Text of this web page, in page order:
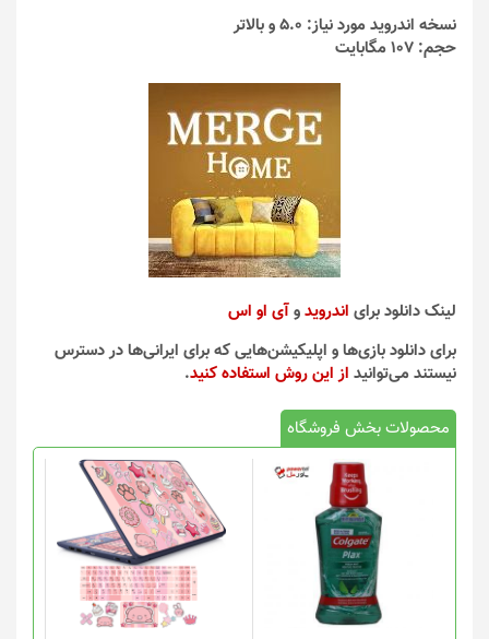
نسخه اندروید مورد نیاز: 5.0 و بالاتر
حجم: 107 مگابایت
لینک دانلود برای اندرویدوآی او اس
برای دانلود بازی‌ها و اپلیکیشن‌هایی که برای ایرانی‌ها در دسترس
نیستند می‌توانید از این روش استفاده کنید.
محصولات بخش فروشگاه